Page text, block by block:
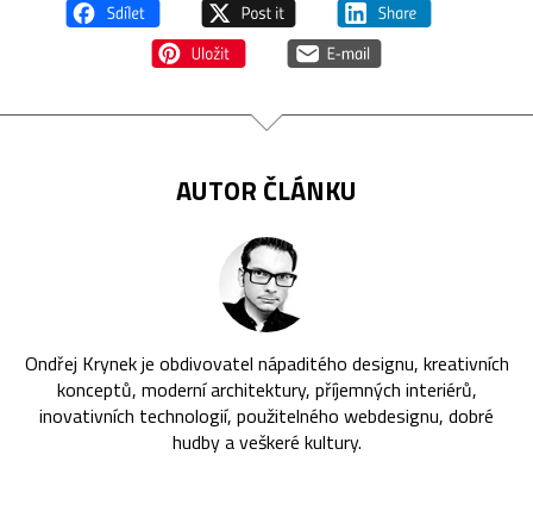
AUTOR ČLÁNKU
Ondřej Krynek je obdivovatel nápaditého designu, kreativních
konceptů, moderní architektury, příjemných interiérů,
inovativních technologií, použitelného webdesignu, dobré
hudby a veškeré kultury.